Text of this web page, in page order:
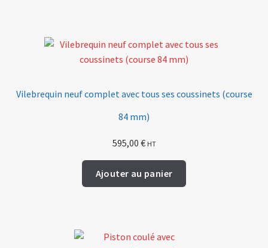
Vilebrequin neuf complet avec tous ses coussinets (course
84 mm)
595,00 € HT
Ajouter au panier